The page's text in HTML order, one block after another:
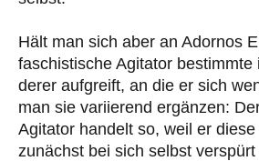
Hält man sich aber an Adornos
faschistische Agitator bestimmte
derer aufgreift, an die er sich
man sie variierend ergänzen:
Agitator handelt so, weil er diese
zunächst bei sich selbst